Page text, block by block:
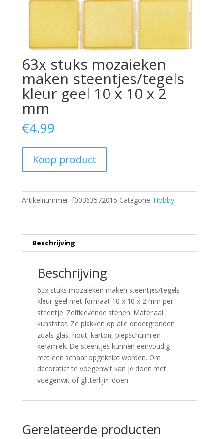
63x stuks mozaieken
maken steentjes/tegels
kleur geel 10 x 10 x 2
mm
€4.99
Koop product
Artikelnummer: f00363572015 Categorie: Hobby
Beschrijving
Beschrijving
63x stuks mozaieken maken steentjes/tegels
kleur geel met formaat 10 x 10 x 2 mm per
steentje. Zelfklevende stenen. Materiaal:
kunststof. Ze plakken op alle ondergronden
zoals glas, hout, karton, piepschuim en
keramiek. De steentjes kunnen eenvoudig
met een schaar opgeknipt worden. Om
decoratief te voegenwit kan je doen met
voegenwit of glitterlijm doen.
Gerelateerde producten